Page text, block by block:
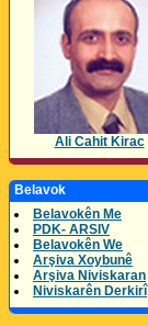
Ali Cahit Kirac
Belavok
Belavokên Me
PDK- ARSIV
Belavokên We
Arşiva Xoybunê
Arşiva Niviskaran
Niviskarên Derkirî